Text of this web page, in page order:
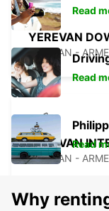
YEREVAN
YEREVAN -
YEREVAN
YEREVAN -
Read
Read
Read
Why